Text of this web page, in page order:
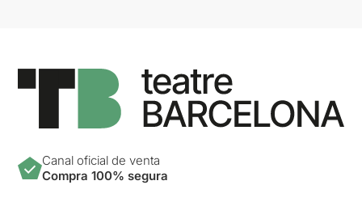
Canal oficial de venta
Compra 100% segura